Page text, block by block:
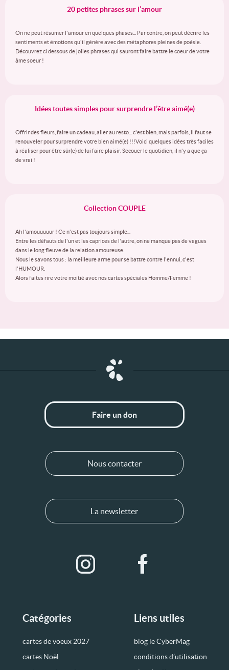
20 petites phrases sur l’amour
On ne peut résumer l'amour en quelques phases... Par contre, on peut décrire les
sentiments et émotions qu'il génère avec des métaphores pleines de poésie.
Découvrez ci dessous de jolies phrases qui sauront faire battre le coeur de votre
âme soeur !
Idées toutes simples pour surprendre l’être aimé(e)
Offrir des fleurs, faire un cadeau, aller au resto... c'est bien, mais parfois, il faut se
renouveler pour surprendre votre bien aimé(e) !!!Voici quelques idées très faciles
à réaliser pour être sûr(e) de lui faire plaisir. Secouer le quotidien, il n'y a que ça
de vrai !
Collection COUPLE
Ah l'amouuuuur ! Ce n'est pas toujours simple...
Entre les défauts de l'un et les caprices de l'autre, on ne manque pas de vagues
dans le long fleuve de la relation amoureuse.
Nous le savons tous : la meilleure arme pour se battre contre l'ennui, c'est
l'HUMOUR.
Alors faites rire votre moitié avec nos cartes spéciales Homme/Femme !
Catégories
cartes de voeux 2027
cartes Noël
Liens utiles
blog le CyberMag
conditions d’utilisation
Faire un don
Nous contacter
La newsletter